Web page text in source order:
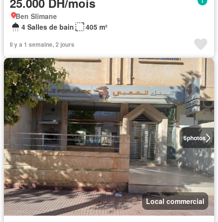
Ben Slimane
4 Salles de bain
405 m²
Il y a 1 semaine, 2 jours
6photos
Local commercial